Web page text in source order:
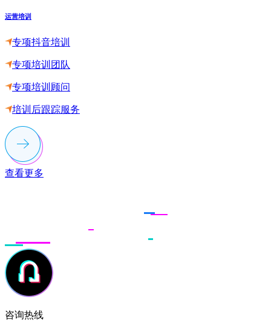
运营培训
专项抖音培训
专项培训团队
专项培训顾问
培训后跟踪服务
查看更多
咨询热线